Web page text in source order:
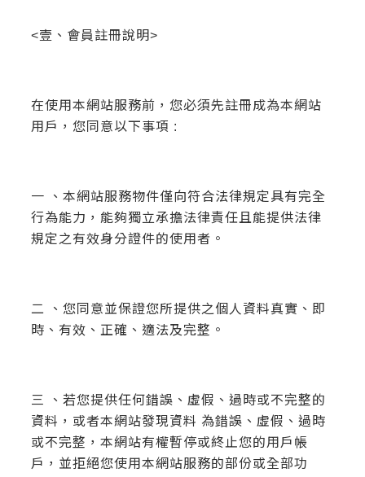
<壹、會員註冊說明>
在使用本網站服務前，您必須先註冊成為本網站
用戶，您同意以下事項 :
一 、本網站服務物件僅向符合法律規定具有完全
行為能力，能夠獨立承擔法律責任且能提供法律
規定之有效身分證件的使用者。
二 、您同意並保證您所提供之個人資料真實、即
時、有效、正確、適法及完整。
三 、若您提供任何錯誤、虛假、過時或不完整的
資料，或者本網站發現資料 為錯誤、虛假、過時
或不完整，本網站有權暫停或終止您的用戶帳
戶，並拒絕您使用本網站服務的部份或全部功